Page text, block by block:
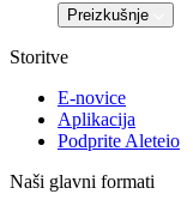
Preizkušnje
Storitve
E-novice
Aplikacija
Podprite Aleteio
Naši glavni formati